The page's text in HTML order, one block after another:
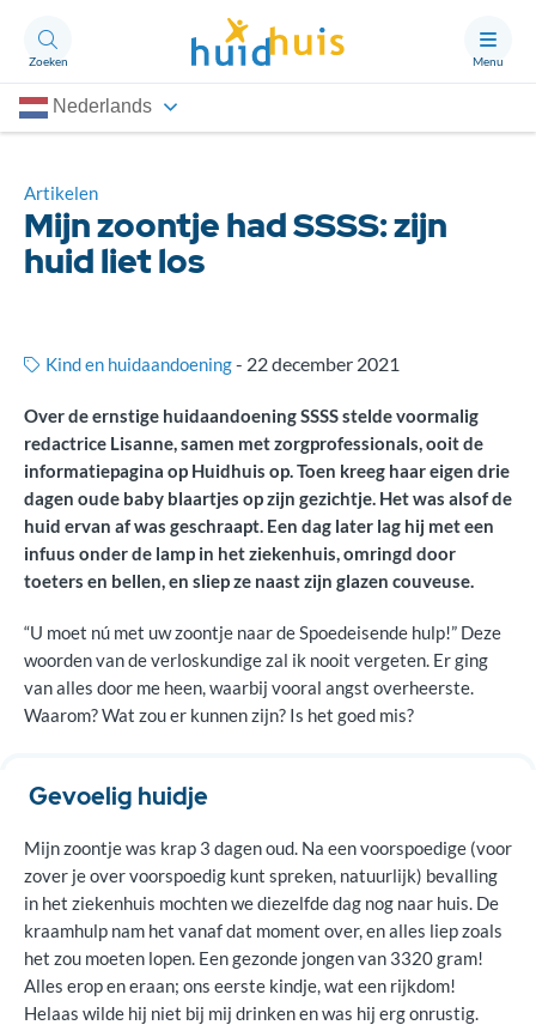
Zoeken Menu
Nederlands
Thema’s
Artikelen
Contact
Doneren
Artikelen
Mijn zoontje had SSSS: zijn
huid liet los
Kind en huidaandoening- 22 december 2021
Over de ernstige huidaandoening SSSS stelde voormalig
redactrice Lisanne, samen met zorgprofessionals, ooit de
informatiepagina op Huidhuis op. Toen kreeg haar eigen drie
dagen oude baby blaartjes op zijn gezichtje. Het was alsof de
huid ervan af was geschraapt. Een dag later lag hij met een
infuus onder de lamp in het ziekenhuis, omringd door
toeters en bellen, en sliep ze naast zijn glazen couveuse.
“U moet nú met uw zoontje naar de Spoedeisende hulp!” Deze
woorden van de verloskundige zal ik nooit vergeten. Er ging
van alles door me heen, waarbij vooral angst overheerste.
Waarom? Wat zou er kunnen zijn? Is het goed mis?
Gevoelig huidje
Mijn zoontje was krap 3 dagen oud. Na een voorspoedige (voor
zover je over voorspoedig kunt spreken, natuurlijk) bevalling
in het ziekenhuis mochten we diezelfde dag nog naar huis. De
kraamhulp nam het vanaf dat moment over, en alles liep zoals
het zou moeten lopen. Een gezonde jongen van 3320 gram!
Alles erop en eraan; ons eerste kindje, wat een rijkdom!
Helaas wilde hij niet bij mij drinken en was hij erg onrustig.